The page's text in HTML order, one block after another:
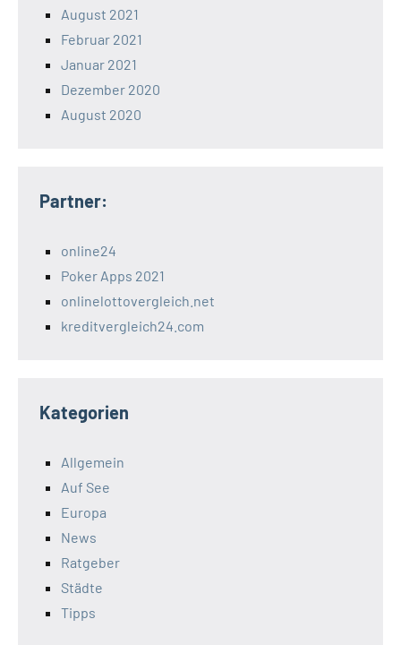
August 2021
Februar 2021
Januar 2021
Dezember 2020
August 2020
Partner:
online24
Poker Apps 2021
onlinelottovergleich.net
kreditvergleich24.com
Kategorien
Allgemein
Auf See
Europa
News
Ratgeber
Städte
Tipps